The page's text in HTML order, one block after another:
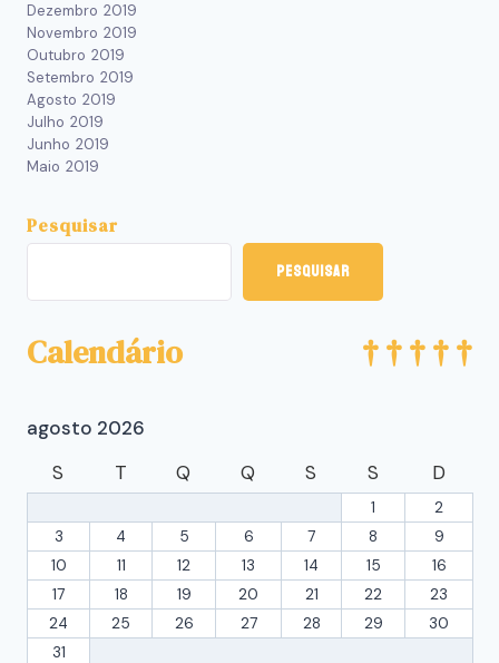
Dezembro 2019
Novembro 2019
Outubro 2019
Setembro 2019
Agosto 2019
Julho 2019
Junho 2019
Maio 2019
Pesquisar
Pesquisar
Calendário
agosto 2026
S
T Q Q S S D
1
2
3
4 5 6 7 8
9
10
11 12 13 14 15
16
17
18 19 20 21 22
23
24
25 26 27 28 29
30
31